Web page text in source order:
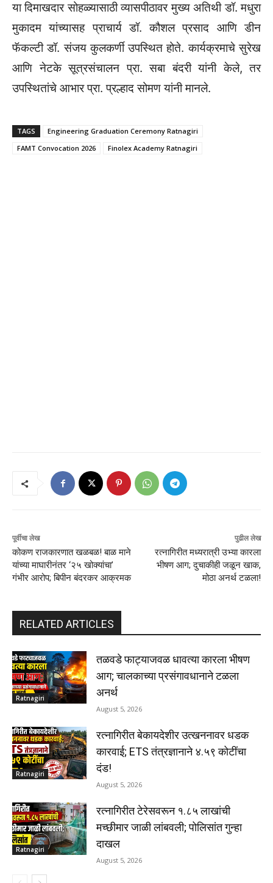
या दिमाखदार सोहळ्यासाठी व्यासपीठावर मुख्य अतिथी डॉ. मधुरा
मुकादम यांच्यासह प्राचार्य डॉ. कौशल प्रसाद आणि डीन
फॅकल्टी डॉ. संजय कुलकर्णी उपस्थित होते. कार्यक्रमाचे सुरेख
आणि नेटके सूत्रसंचालन प्रा. सबा बंदरी यांनी केले, तर
उपस्थितांचे आभार प्रा. प्रल्हाद सोमण यांनी मानले.
TAGS
Engineering Graduation Ceremony Ratnagiri
FAMT Convocation 2026
Finolex Academy Ratnagiri
पूर्वीचा लेख
कोकण राजकारणात खळबळ! बाळ माने
यांच्या माघारीनंतर ‘२५ खोक्यांचा’
गंभीर आरोप; बिपीन बंदरकर आक्रमक
पुढील लेख
रत्नागिरीत मध्यरात्री उभ्या कारला
भीषण आग; दुचाकीही जळून खाक,
मोठा अनर्थ टळला!
RELATED ARTICLES
Ratnagiri
तळवडे फाट्याजवळ धावत्या कारला भीषण
आग; चालकाच्या प्रसंगावधानाने टळला
अनर्थ
August 5, 2026
Ratnagiri
रत्नागिरीत बेकायदेशीर उत्खननावर धडक
कारवाई; ETS तंत्रज्ञानाने ४.५९ कोटींचा
दंड!
August 5, 2026
Ratnagiri
रत्नागिरीत टेरेसवरून १.८५ लाखांची
मच्छीमार जाळी लांबवली; पोलिसांत गुन्हा
दाखल
August 5, 2026